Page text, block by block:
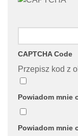
CAPTCHA Code
Przepisz kod z
Powiadom mnie
Powiadom mnie